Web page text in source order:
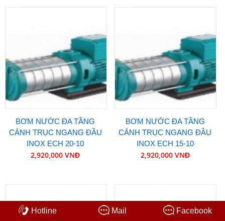
Hotline Mail Facebook
BƠM NƯỚC ĐA TẦNG
CÁNH TRỤC NGANG ĐẦU
INOX ECH 20-10
2,920,000 VNĐ
BƠM NƯỚC ĐA TẦNG
CÁNH TRỤC NGANG ĐẦU
INOX ECH 15-10
2,920,000 VNĐ